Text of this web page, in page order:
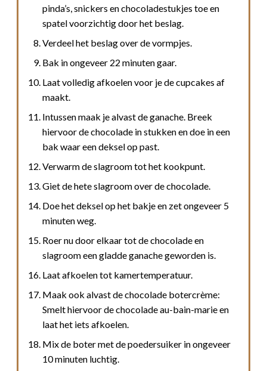
pinda’s, snickers en chocoladestukjes toe en
spatel voorzichtig door het beslag.
Verdeel het beslag over de vormpjes.
Bak in ongeveer 22 minuten gaar.
Laat volledig afkoelen voor je de cupcakes af
maakt.
Intussen maak je alvast de ganache. Breek
hiervoor de chocolade in stukken en doe in een
bak waar een deksel op past.
Verwarm de slagroom tot het kookpunt.
Giet de hete slagroom over de chocolade.
Doe het deksel op het bakje en zet ongeveer 5
minuten weg.
Roer nu door elkaar tot de chocolade en
slagroom een gladde ganache geworden is.
Laat afkoelen tot kamertemperatuur.
Maak ook alvast de chocolade botercrème:
Smelt hiervoor de chocolade au-bain-marie en
laat het iets afkoelen.
Mix de boter met de poedersuiker in ongeveer
10 minuten luchtig.